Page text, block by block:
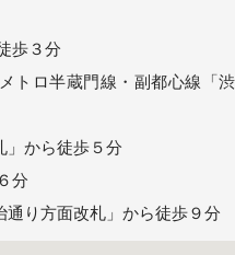
歩３分
トロ半蔵門線・副都心線「渋
」から徒歩５分
分
通り方面改札」から徒歩９分